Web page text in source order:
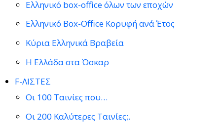
Ελληνικό box-office όλων των εποχών
Ελληνικό Box-Office Κορυφή ανά Έτος
Κύρια Ελληνικά Βραβεία
Η Ελλάδα στα Όσκαρ
F-ΛΙΣΤΕΣ
Οι 100 Ταινίες που…
Οι 200 Καλύτερες Ταινίες;.